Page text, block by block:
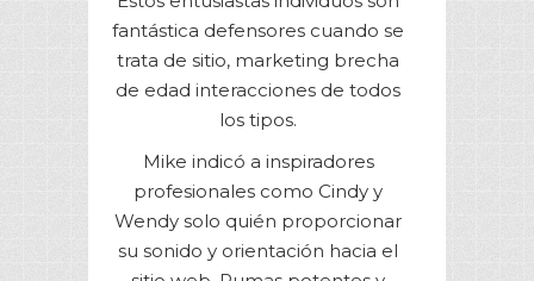
fantástica defensores cuando se
trata de sitio, marketing brecha
de edad interacciones de todos
los tipos.
Mike indicó a inspiradores
profesionales como Cindy y
Wendy solo quién proporcionar
su sonido y orientación hacia el